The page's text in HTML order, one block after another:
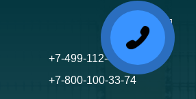
Toggle
+7-499-112-45-81
+7-800-100-33-74